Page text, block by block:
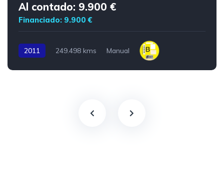
Al contado: 9.900 €
Financiado: 9.900 €
2011 249.498 kms Manual